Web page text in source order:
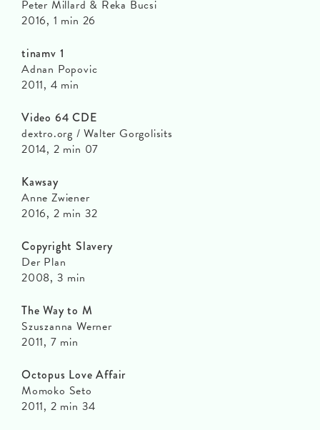
Peter Millard & Reka Bucsi
2016, 1 min 26
tinamv 1
Adnan Popovic
2011, 4 min
Video 64 CDE
dextro.org / Walter Gorgolisits
2014, 2 min 07
Kawsay
Anne Zwiener
2016, 2 min 32
Copyright Slavery
Der Plan
2008, 3 min
The Way to M
Szuszanna Werner
2011, 7 min
Octopus Love Affair
Momoko Seto
2011, 2 min 34